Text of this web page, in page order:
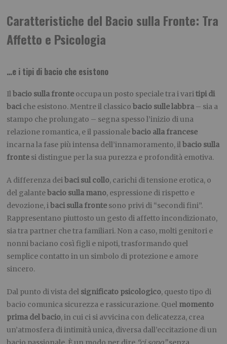
Caratteristiche del Bacio sulla Fronte: Tra
Affetto e Psicologia
…e i tipi di bacio che esistono
Ilbacio sulla fronte occupa un posto speciale tra i varitipi di
baciche esistono. Mentre il classicobacio sulle labbra – sia a
stampo che prolungato – segna spesso l’inizio di una
relazione romantica, e il passionalebacio alla francese
incarna la fase più intensa dell’innamoramento, ilbacio sulla
fronte si distingue per la sua purezza e profondità emotiva.
A differenza deibaci sul collo, carichi di tensione erotica, o
del galantebacio sulla mano, espressione di rispetto e
devozione, ibaci sulla fronte sono privi di “secondi fini”.
Rappresentano piuttosto un gesto di affetto incondizionato,
sia tra partner che tra familiari. Non a caso, molti genitori e
nonni baciano così figli e nipoti, trasformando quel
semplice contatto in un simbolo di protezione e amore
sincero.
Dal punto di vista del significato psicologico, questo tipo di
bacio comunica sicurezza e rassicurazione. Quel momento
prima del bacio, in cui ci si avvicina con delicatezza, crea
un’atmosfera di intimità unica, diversa dall’eccitazione di un